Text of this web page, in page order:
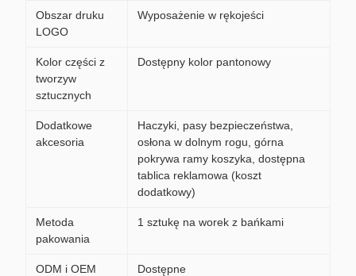
Obszar druku
LOGO
Wyposażenie w rękojeści
Kolor części z
tworzyw
sztucznych
Dostępny kolor pantonowy
Dodatkowe
akcesoria
Haczyki, pasy bezpieczeństwa,
osłona w dolnym rogu, górna
pokrywa ramy koszyka, dostępna
tablica reklamowa (koszt
dodatkowy)
Metoda
pakowania
1 sztukę na worek z bańkami
ODM i OEM Dostępne